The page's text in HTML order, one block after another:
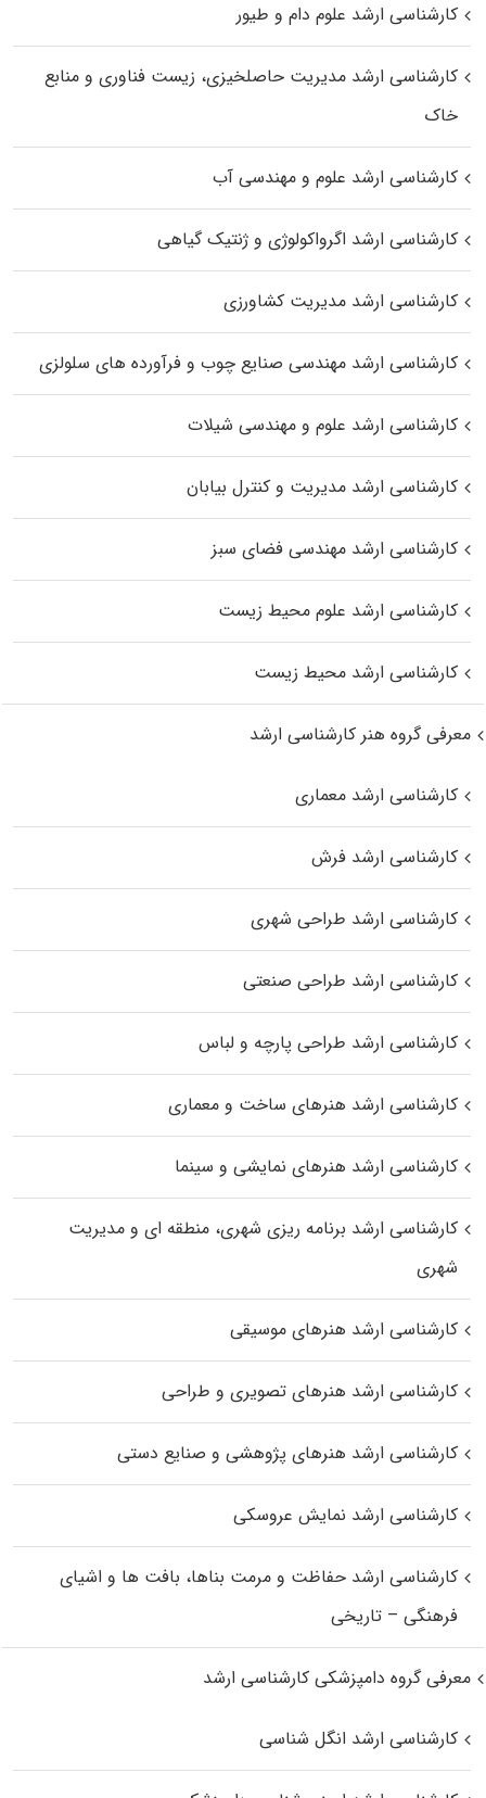
کارشناسی ارشد علوم دام و طیور
کارشناسی ارشد مدیریت حاصلخیزی، زیست فناوری و منابع
خاک
کارشناسی ارشد علوم و مهندسی آب
کارشناسی ارشد اگرواکولوژی و ژنتیک گیاهی
کارشناسی ارشد مدیریت کشاورزی
کارشناسی ارشد مهندسی صنایع چوب و فرآورده‌ های سلولزی
کارشناسی ارشد علوم و مهندسی شیلات
کارشناسی ارشد مدیریت و کنترل بیابان
کارشناسی ارشد مهندسی فضای سبز
کارشناسی ارشد علوم محیط‌ زیست
کارشناسی ارشد محیط زیست
معرفی گروه هنر کارشناسی ارشد
کارشناسی ارشد معماری
کارشناسی ارشد فرش
کارشناسی ارشد طراحی شهری
کارشناسی ارشد طراحی صنعتی
کارشناسی ارشد طراحی پارچه و لباس
کارشناسی ارشد هنرهای ساخت و معماری
کارشناسی ارشد هنرهای نمایشی و سینما
کارشناسی ارشد برنامه ریزی شهری، منطقه‌ ای و مدیریت
شهری
کارشناسی ارشد هنرهای موسیقی
کارشناسی ارشد هنرهای تصویری و طراحی
کارشناسی ارشد هنرهای پژوهشی و صنایع دستی
کارشناسی ارشد نمایش عروسکی
کارشناسی ارشد حفاظت و مرمت بناها، بافت‌ ها و اشیای
فرهنگی – تاریخی
معرفی گروه دامپزشکی کارشناسی ارشد
کارشناسی ارشد انگل شناسی